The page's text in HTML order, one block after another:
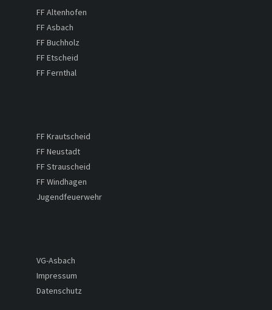
FF Altenhofen
FF Asbach
FF Buchholz
FF Etscheid
FF Fernthal
FF Krautscheid
FF Neustadt
FF Strauscheid
FF Windhagen
Jugendfeuerwehr
VG-Asbach
Impressum
Datenschutz